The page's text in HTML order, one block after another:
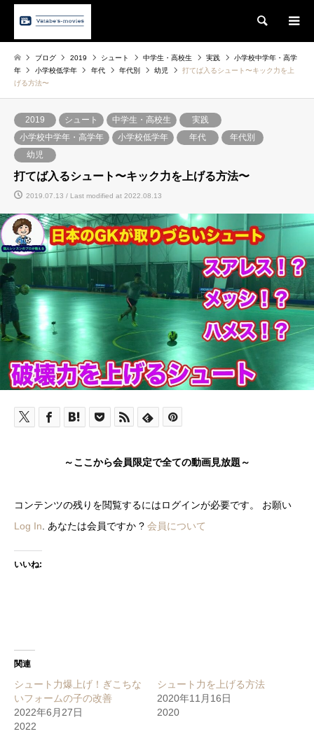
Search
ブログ 2019 シュート 中学生・高校生 実践
小学校中学年・高学
年
小学校低学年 年代 年代別 幼児
打てば入るシュート〜キック力を上
げる方法〜
2019 シュート 中学生・高校生
実践
小学校中学年・高学年
小学校低学年 年代
年代別
幼児
打てば入るシュート〜キック力を上げる方法〜
2019.07.13 / Last modified at 2022.08.13
～ここから会員限定で全ての動画見放題～
コンテンツの残りを閲覧するにはログインが必要です。 お願い
Log In . あなたは会員ですか ? 会員について
いいね:
関連
シュート力爆上げ！ぎこちな
いフォームの子の改善
2022年6月27日
2022
シュート力を上げる方法
2020年11月16日
2020